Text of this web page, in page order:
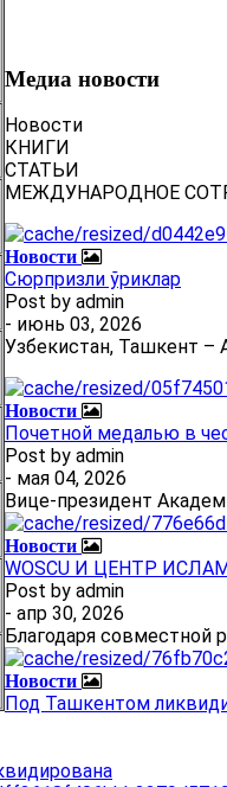
Медиа новости
Новости
КНИГИ
СТАТЬИ
МЕЖДУНАРОДНОЕ
Новости
Сюрпризли ўриклар
Post by admin
- июнь 03, 2026
Узбекистан, Ташкент –
Новости
Почетной медалью в
Post by admin
- мая 04, 2026
Вице-президент
Новости
WOSCU И ЦЕНТР
Post by admin
- апр 30, 2026
Благодаря совместной
Новости
Под Ташкентом